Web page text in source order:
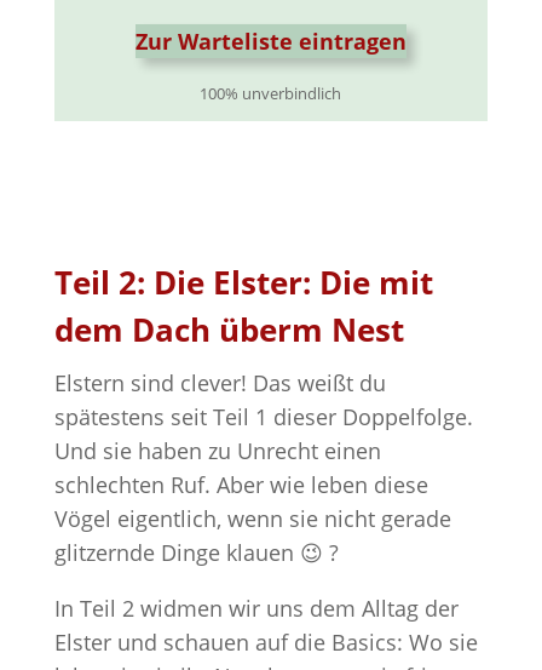
Zur Warteliste eintragen
100% unverbindlich
Teil 2: Die Elster: Die mit
dem Dach überm Nest
Elstern sind clever! Das weißt du
spätestens seit Teil 1 dieser Doppelfolge.
Und sie haben zu Unrecht einen
schlechten Ruf. Aber wie leben diese
Vögel eigentlich, wenn sie nicht gerade
glitzernde Dinge klauen 😉 ?
In Teil 2 widmen wir uns dem Alltag der
Elster und schauen auf die Basics: Wo sie